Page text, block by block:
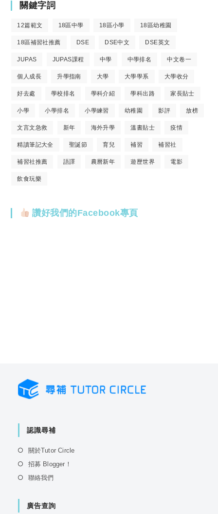
關鍵字詞
12篇範文 18區中學 18區小學 18區幼稚園
18區補習社推薦 DSE DSE中文 DSE英文
JUPAS JUPAS課程 中學 中學排名 中文卷一
個人成長 升學指南 大學 大學學系 大學收分
好去處 學校排名 學科介紹 學科出路 家長貼士
小學 小學排名 小學練習 幼稚園 影評 放榜
文言文急救 新年 海外升學 溫書貼士 疫情
精讀筆記大全 聖誕節 育兒 補習 補習社
補習社推薦 語譯 農曆新年 遊歷世界 電影
飲食玩樂
讚好我們的Facebook專頁
認識尋補
關於Tutor CircleOpens
招募 Blogger！
聯絡我們
new
廣告查詢